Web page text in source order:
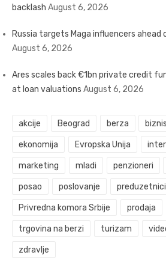
backlash August 6, 2026
Russia targets Maga influencers
August 6, 2026
Ares scales back €1bn private credit
at loan valuations August 6, 2026
akcije Beograd berza biznis
ekonomija Evropska Unija
marketing mladi penzioneri
posao poslovanje preduzetnici
Privredna komora Srbije prodaja
trgovina na berzi turizam
zdravlje